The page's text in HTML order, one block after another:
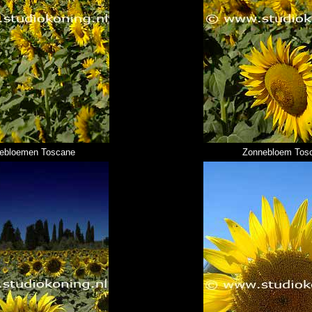
Toscane Zonnebloem